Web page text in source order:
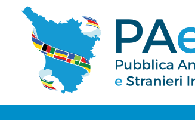
Skip to main content